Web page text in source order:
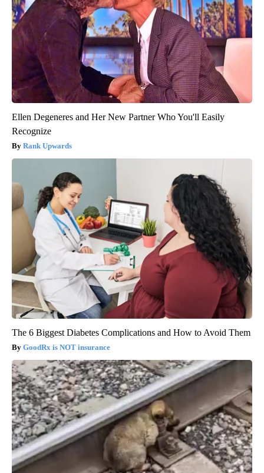
Ellen Degeneres and Her New Partner Who You'll Easily
Recognize
Rank Upwards
The 6 Biggest Diabetes Complications and How to Avoid Them
GoodRx is NOT insurance